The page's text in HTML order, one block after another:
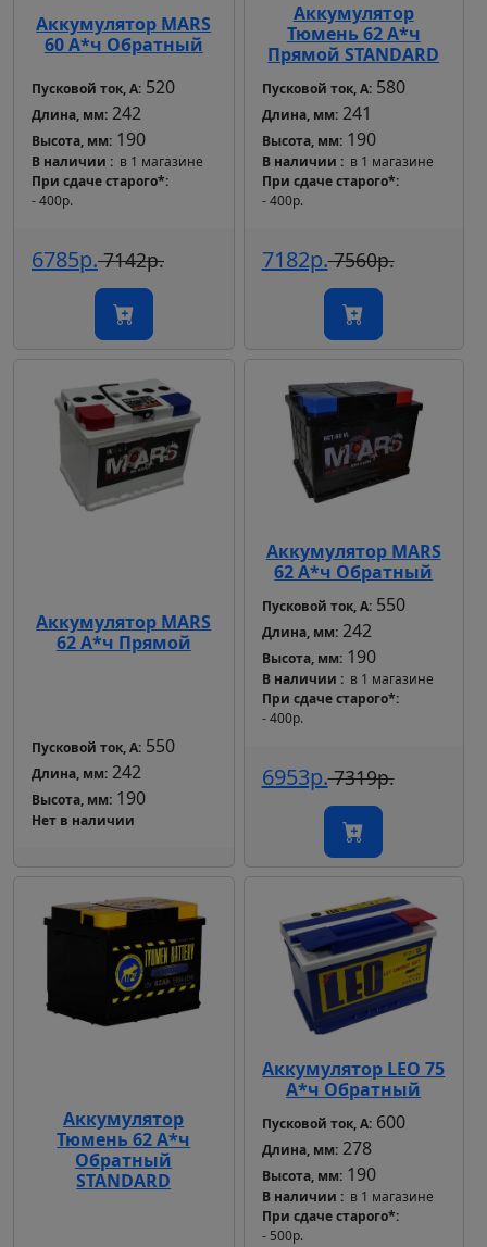
Аккумулятор MARS
60 А*ч Обратный
Пусковой ток, А: 520
Длина, мм: 242
Высота, мм: 190
В наличии
в 1 магазине
При сдаче старого*
- 400р.
6785р.7142р.
Аккумулятор
Тюмень 62 А*ч
Прямой STANDARD
Пусковой ток, А: 580
Длина, мм: 241
Высота, мм: 190
В наличии
в 1 магазине
При сдаче старого*
- 400р.
7182р.7560р.
Аккумулятор MARS
62 А*ч Прямой
Пусковой ток, А: 550
Длина, мм: 242
Высота, мм: 190
Нет в наличии
Аккумулятор MARS
62 А*ч Обратный
Пусковой ток, А: 550
Длина, мм: 242
Высота, мм: 190
В наличии
в 1 магазине
При сдаче старого*
- 400р.
6953р.7319р.
Аккумулятор
Тюмень 62 А*ч
Обратный
STANDARD
Аккумулятор LEO 75
А*ч Обратный
Пусковой ток, А: 600
Длина, мм: 278
Высота, мм: 190
В наличии
в 1 магазине
При сдаче старого*
- 500р.